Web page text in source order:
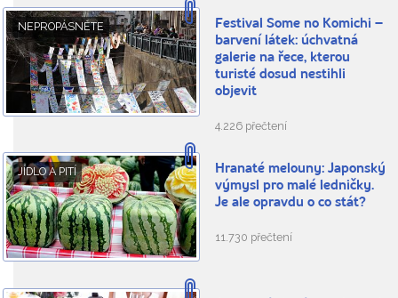
NEPROPÁSNĚTE
Festival Some no Komichi –
barvení látek: úchvatná
galerie na řece, kterou
turisté dosud nestihli
objevit
4.226 přečtení
JÍDLO A PITÍ
Hranaté melouny: Japonský
výmysl pro malé ledničky.
Je ale opravdu o co stát?
11.730 přečtení